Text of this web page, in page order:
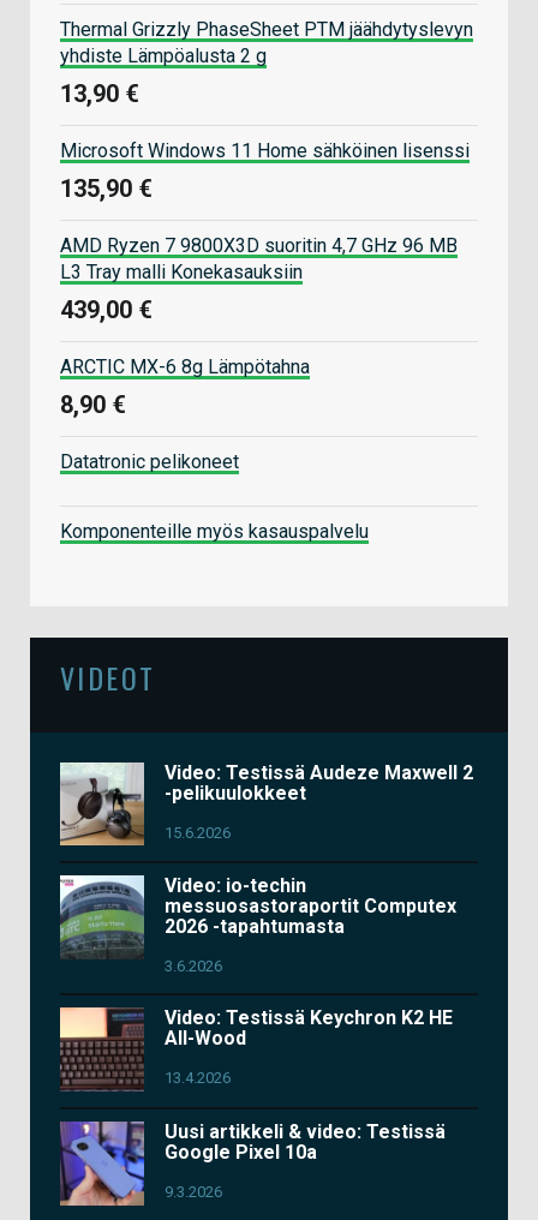
Thermal Grizzly PhaseSheet PTM jäähdytyslevyn
yhdiste Lämpöalusta 2 g
13,90 €
Microsoft Windows 11 Home sähköinen lisenssi
135,90 €
AMD Ryzen 7 9800X3D suoritin 4,7 GHz 96 MB
L3 Tray malli Konekasauksiin
439,00 €
ARCTIC MX-6 8g Lämpötahna
8,90 €
Datatronic pelikoneet
Komponenteille myös kasauspalvelu
VIDEOT
Video: Testissä Audeze Maxwell 2
-pelikuulokkeet
15.6.2026
Video: io-techin
messuosastoraportit Computex
2026 -tapahtumasta
3.6.2026
Video: Testissä Keychron K2 HE
All-Wood
13.4.2026
Uusi artikkeli & video: Testissä
Google Pixel 10a
9.3.2026